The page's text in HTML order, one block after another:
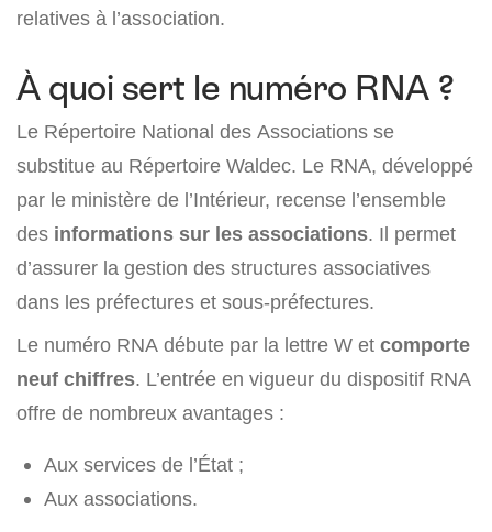
relatives à l’association.
À quoi sert le numéro RNA ?
Le Répertoire National des Associations se
substitue au Répertoire Waldec. Le RNA, développé
par le ministère de l’Intérieur, recense l’ensemble
des informations sur les associations. Il permet
d’assurer la gestion des structures associatives
dans les préfectures et sous-préfectures.
Le numéro RNA débute par la lettre W et comporte
neuf chiffres. L’entrée en vigueur du dispositif RNA
offre de nombreux avantages :
Aux services de l’État ;
Aux associations.